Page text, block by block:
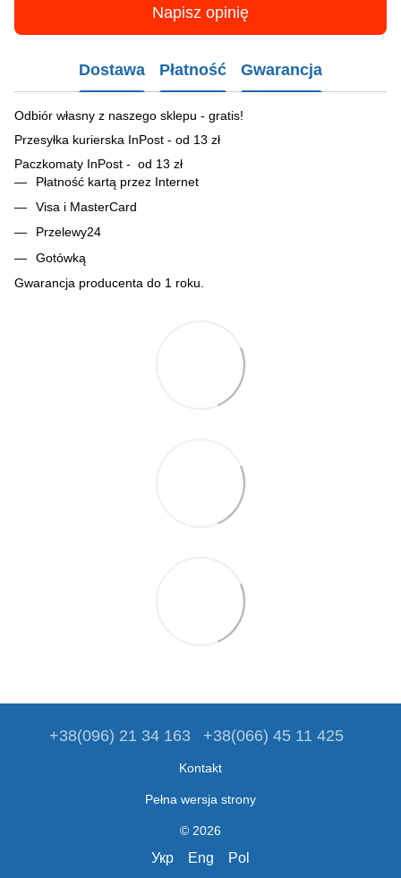
Napisz opinię
Dostawa Płatność Gwarancja
Odbiór własny z naszego sklepu - gratis!
Przesyłka kurierska InPost - od 13 zł
Paczkomaty InPost - od 13 zł
Płatność kartą przez Internet
Visa i MasterCard
Przelewy24
Gotówką
Gwarancja producenta do 1 roku.
+38(096) 21 34 163 +38(066) 45 11 425
Kontakt
Pełna wersja strony
© 2026
Укр Eng Pol